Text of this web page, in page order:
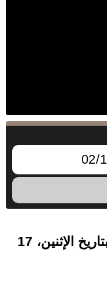
القمر في أوفنباخ, ألمانيا بتاريخ الإثنين، 17